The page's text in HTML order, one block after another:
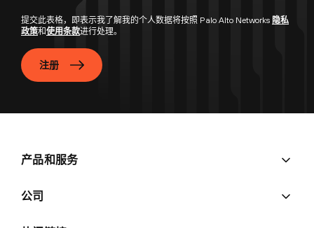
提交此表格，即表示我了解我的个人数据将按照 Palo Alto Networks 隐私
政策和使用条款进行处理。
注册
产品和服务
公司